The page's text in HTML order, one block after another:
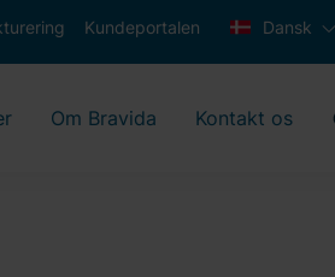
Kundeportalen Dansk
Om Bravida Kontakt os